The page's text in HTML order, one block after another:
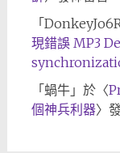
「
現錯誤 MP3
「 蝸牛」於〈
個神兵利器〉